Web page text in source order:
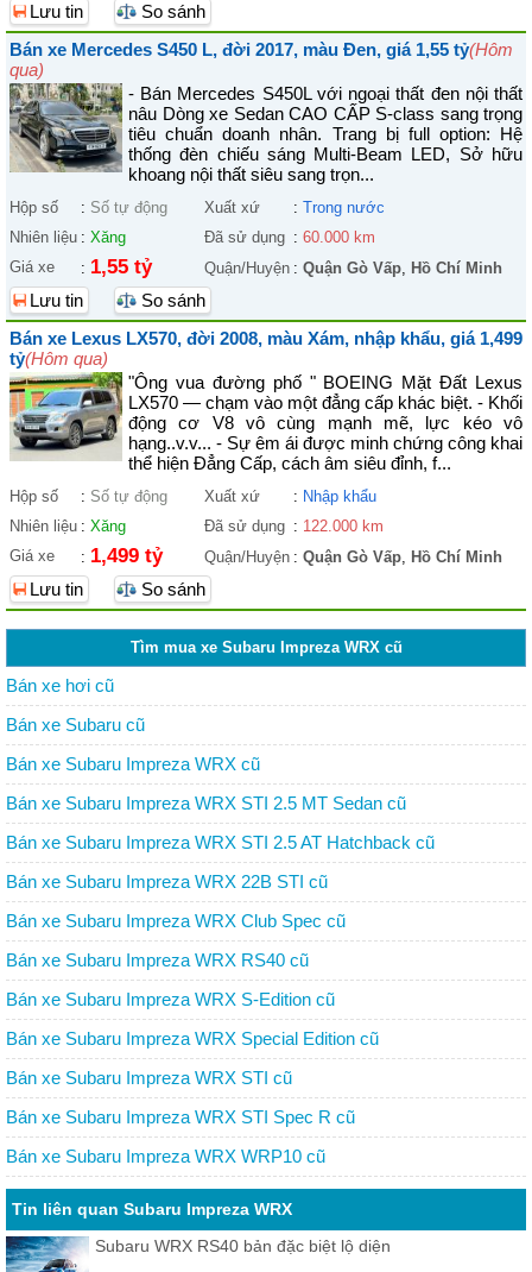
Lưu tin
So sánh
Bán xe Mercedes S450 L, đời 2017, màu Đen, giá 1,55 tỷ(Hôm
qua)
- Bán Mercedes S450L với ngoại thất đen nội thất
nâu Dòng xe Sedan CAO CẤP S-class sang trọng
tiêu chuẩn doanh nhân. Trang bị full option: Hệ
thống đèn chiếu sáng Multi-Beam LED, Sở hữu
khoang nội thất siêu sang trọn...
Hộp số : Số tự động Xuất xứ : Trong nước
Nhiên liệu : Xăng Đã sử dụng : 60.000 km
Giá xe
: 1,55 tỷ Quận/Huyện : Quận Gò Vấp, Hồ Chí Minh
Lưu tin
So sánh
Bán xe Lexus LX570, đời 2008, màu Xám, nhập khẩu, giá 1,499
tỷ(Hôm qua)
"Ông vua đường phố " BOEING Mặt Đất Lexus
LX570 — chạm vào một đẳng cấp khác biệt. - Khối
động cơ V8 vô cùng mạnh mẽ, lực kéo vô
hạng..v.v... - Sự êm ái được minh chứng công khai
thể hiện Đẳng Cấp, cách âm siêu đỉnh, f...
Hộp số : Số tự động Xuất xứ : Nhập khẩu
Nhiên liệu : Xăng Đã sử dụng : 122.000 km
Giá xe
: 1,499 tỷ Quận/Huyện : Quận Gò Vấp, Hồ Chí Minh
Lưu tin So sánh
Tìm mua xe Subaru Impreza WRX cũ
Bán xe hơi cũ
Bán xe Subaru cũ
Bán xe Subaru Impreza WRX cũ
Bán xe Subaru Impreza WRX STI 2.5 MT Sedan cũ
Bán xe Subaru Impreza WRX STI 2.5 AT Hatchback cũ
Bán xe Subaru Impreza WRX 22B STI cũ
Bán xe Subaru Impreza WRX Club Spec cũ
Bán xe Subaru Impreza WRX RS40 cũ
Bán xe Subaru Impreza WRX S-Edition cũ
Bán xe Subaru Impreza WRX Special Edition cũ
Bán xe Subaru Impreza WRX STI cũ
Bán xe Subaru Impreza WRX STI Spec R cũ
Bán xe Subaru Impreza WRX WRP10 cũ
Tin liên quan Subaru Impreza WRX
Subaru WRX RS40 bản đặc biệt lộ diện